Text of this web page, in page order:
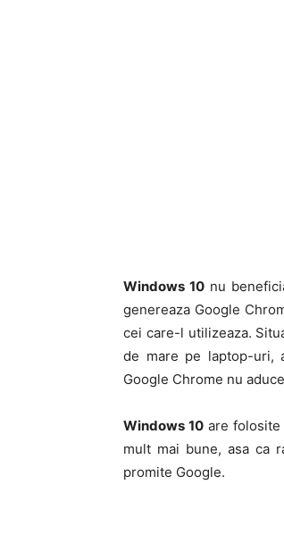
Windows 10nu
genereaza Google
cei care-l utilizeaza.
de mare pe laptop-uri,
Google Chrome nu
Windows 10are folosite
mult mai bune, asa ca
promite Google.